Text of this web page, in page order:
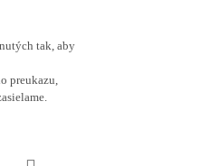
tak, aby
preukazu,